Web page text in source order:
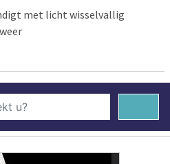
met licht wisselvallig